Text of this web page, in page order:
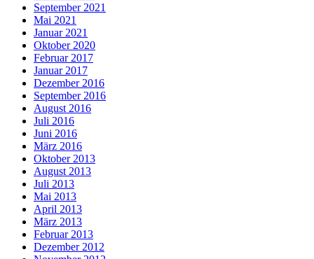
September 2021
Mai 2021
Januar 2021
Oktober 2020
Februar 2017
Januar 2017
Dezember 2016
September 2016
August 2016
Juli 2016
Juni 2016
März 2016
Oktober 2013
August 2013
Juli 2013
Mai 2013
April 2013
März 2013
Februar 2013
Dezember 2012